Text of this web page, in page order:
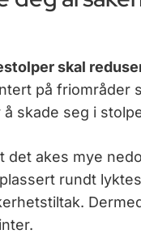
skal
på friområder
skade seg i
det akes mye
rundt